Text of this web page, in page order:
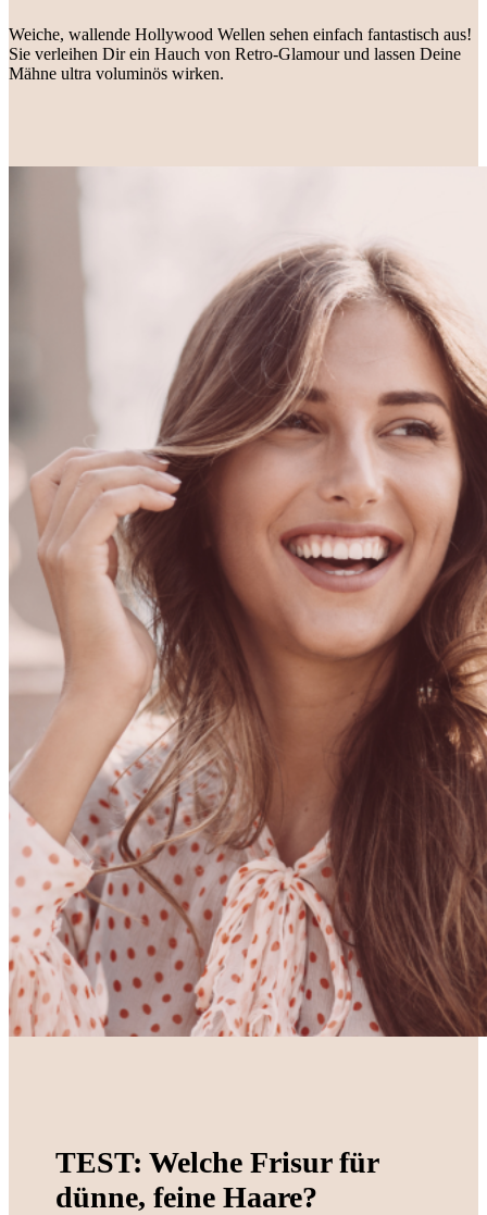
Weiche, wallende Hollywood Wellen sehen einfach fantastisch aus!
Sie verleihen Dir ein Hauch von Retro-Glamour und lassen Deine
Mähne ultra voluminös wirken.
TEST: Welche Frisur für
dünne, feine Haare?